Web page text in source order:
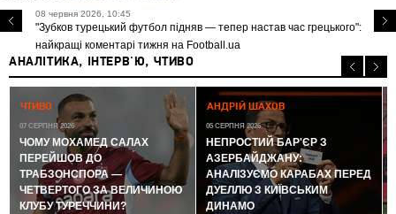
08 червня 2026, 10:45
"Зубков турецький футбол підняв — тепер настав час грецького":
найкращі коментарі тижня на Football.ua
АНАЛІТИКА, ІНТЕРВ'Ю, ЧТИВО
ЧТИВО
07 СЕРПНЯ 2026
ЧОМУ МОХАМЕД САЛАХ
ПЕРЕЙШОВ ДО
ТРАБЗОНСПОРА —
ЧЕТВЕРТОГО ЗА ВЕЛИЧИНОЮ
КЛУБУ ТУРЕЧЧИНИ?
АНДРІЙ ШАХОВ
05 СЕРПНЯ 2026
НЕПРОСТИЙ БАР'ЄР З
АЗЕРБАЙДЖАНУ:
АНАЛІЗУЄМО КАРАБАХ ПЕРЕД
ДУЕЛЛЮ З КИЇВСЬКИМ
ДИНАМО